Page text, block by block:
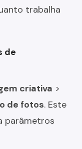
trabalha
de
criativa >
de fotos. Este
parâmetros